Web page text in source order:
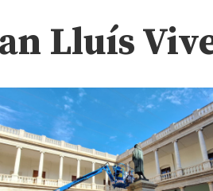
Lluís